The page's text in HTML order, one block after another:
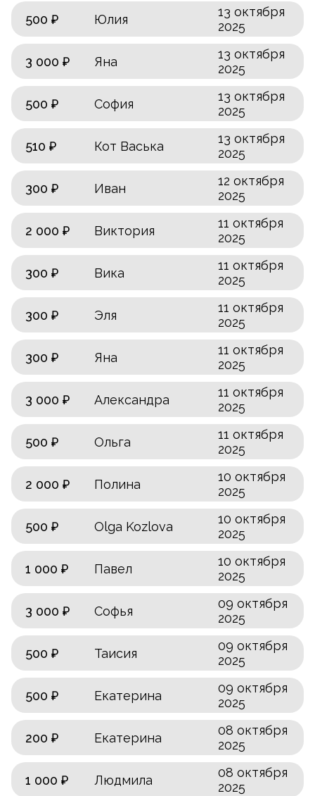
500 ₽ Юлия
13 октября
2025
3 000 ₽ Яна
13 октября
2025
500 ₽ София
13 октября
2025
510 ₽ Кот Васька
13 октября
2025
300 ₽ Иван
12 октября
2025
2 000 ₽ Виктория
11 октября
2025
300 ₽ Вика
11 октября
2025
300 ₽ Эля
11 октября
2025
300 ₽ Яна
11 октября
2025
3 000 ₽ Александра
11 октября
2025
500 ₽ Ольга
11 октября
2025
2 000 ₽ Полина
10 октября
2025
500 ₽ Olga Kozlova
10 октября
2025
1 000 ₽ Павел
10 октября
2025
3 000 ₽ Софья
09 октября
2025
500 ₽ Таисия
09 октября
2025
500 ₽ Екатерина
09 октября
2025
200 ₽ Екатерина
08 октября
2025
1 000 ₽ Людмила
08 октября
2025